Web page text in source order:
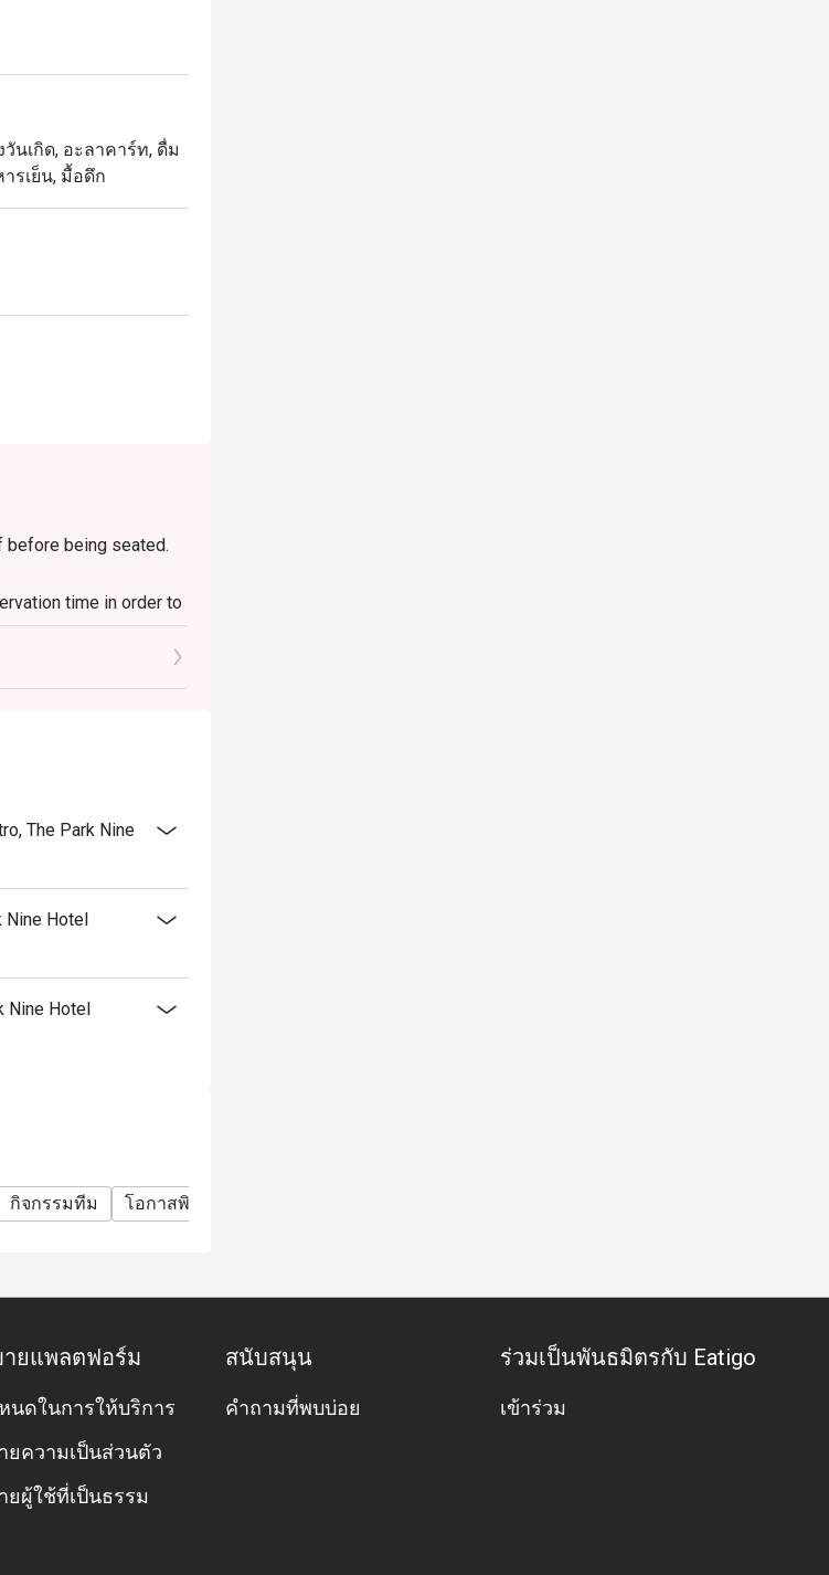
นเกิด, อะลาคาร์ท, ดื่ม
รเย็น, มื้อดึก
before being seated.
time in order to
than booking.
The Park Nine
Nine Hotel
Nine Hotel
กิจกรรมทีม โอกาสพิเศษ
ยแพลตฟอร์ม
นดในการให้บริการ
ยความเป็นส่วนตัว
ยผู้ใช้ที่เป็นธรรม
สนับสนุน
คำถามที่พบบ่อย
ร่วมเป็นพันธมิตรกับ Eatigo
เข้าร่วม